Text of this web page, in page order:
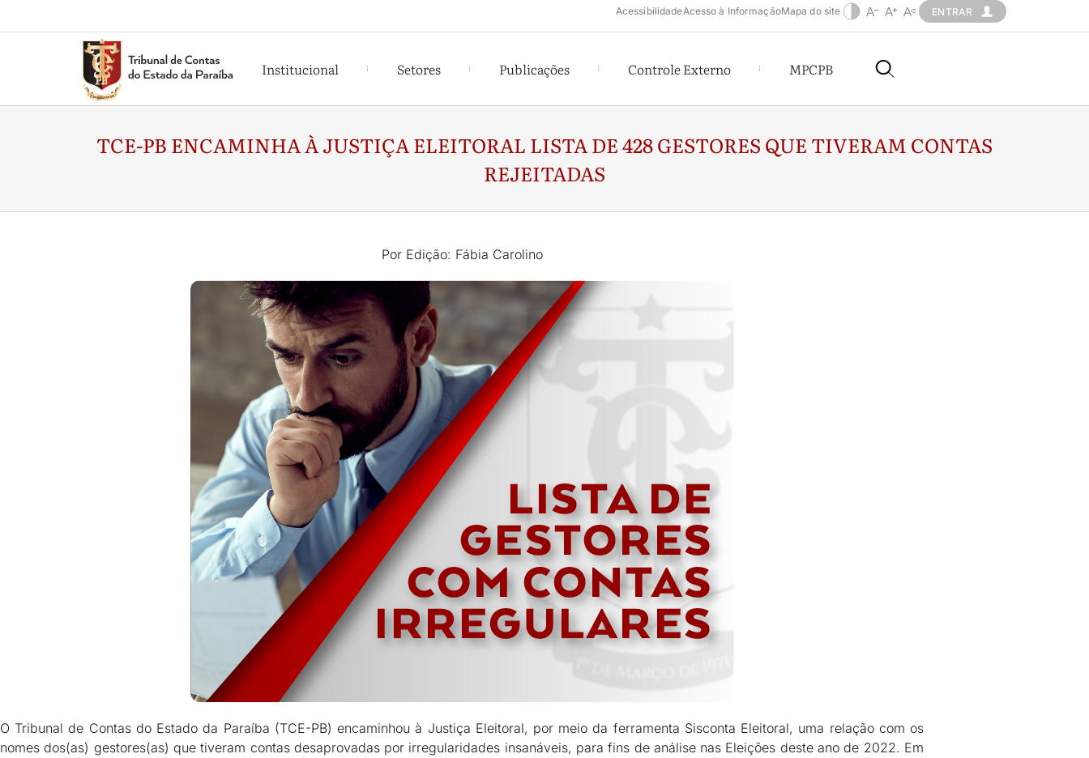
AcessibilidadeAcesso à InformaçãoMapa do site ENTRAR
Institucional Setores Publicações Controle Externo MPCPB
TCE-PB ENCAMINHA À JUSTIÇA ELEITORAL LISTA DE 428 GESTORES QUE TIVERAM CONTAS
REJEITADAS
Por Edição: Fábia Carolino
O Tribunal de Contas do Estado da Paraíba (TCE-PB) encaminhou à Justiça Eleitoral, por meio da ferramenta Sisconta Eleitoral, uma relação com os
nomes dos(as) gestores(as) que tiveram contas desaprovadas por irregularidades insanáveis, para fins de análise nas Eleições deste ano de 2022. Em